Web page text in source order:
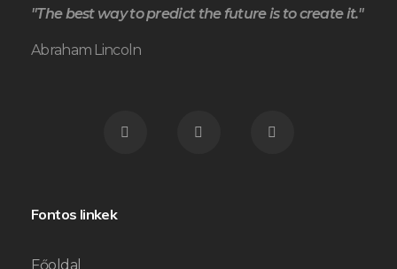
"The best way to predict the future is to create it."
Abraham Lincoln
Fontos linkek
Főoldal